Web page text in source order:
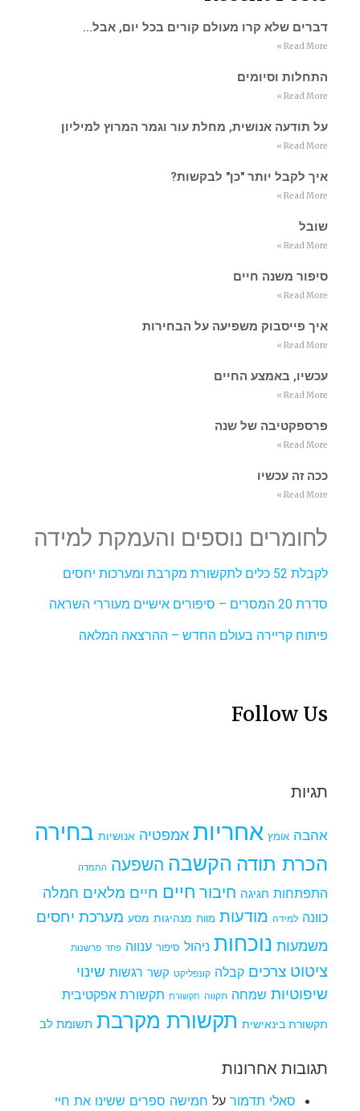
דברים שלא קרו מעולם קורים בכל יום, אבל…
Read More »
התחלות וסיומים
Read More »
על תודעה אנושית, מחלת עור וגמר המרוץ למיליון
Read More »
איך לקבל יותר "כן" לבקשות?
Read More »
שובל
Read More »
סיפור משנה חיים
Read More »
איך פייסבוק משפיעה על הבחירות
Read More »
עכשיו, באמצע החיים
Read More »
פרספקטיבה של שנה
Read More »
ככה זה עכשיו
Read More »
לחומרים נוספים והעמקת למידה
לקבלת 52 כלים לתקשורת מקרבת ומערכות יחסים
סדרת 20 המסרים – סיפורים אישיים מעוררי השראה
פיתוח קריירה בעולם החדש – ההרצאה המלאה
Follow Us
תגיות
אהבה אומץ אחריות אמפטיה אנושיות בחירה
הכרת תודה הקשבה השפעה התמדה
התפתחות חגיגה חיבור חיים חיים מלאים חמלה
כוונה למידה מודעות מוות מנהיגות מסע מערכת יחסים
משמעות נוכחות ניהול סיפור ענווה פחד פרשנות
ציטוט צרכים קבלה קונפליקט קשר רגשות שינוי
שיפוטיות שמחה תקווה תקשורת תקשורת אפקטיבית
תקשורת בינאישית תקשורת מקרבת תשומת לב
תגובות אחרונות
סאלי תדמור על חמישה ספרים ששינו את חיי